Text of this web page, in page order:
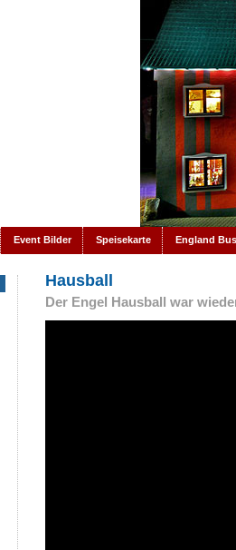
Event Bilder Speisekarte England Bus
Hausball
Der Engel Hausball war